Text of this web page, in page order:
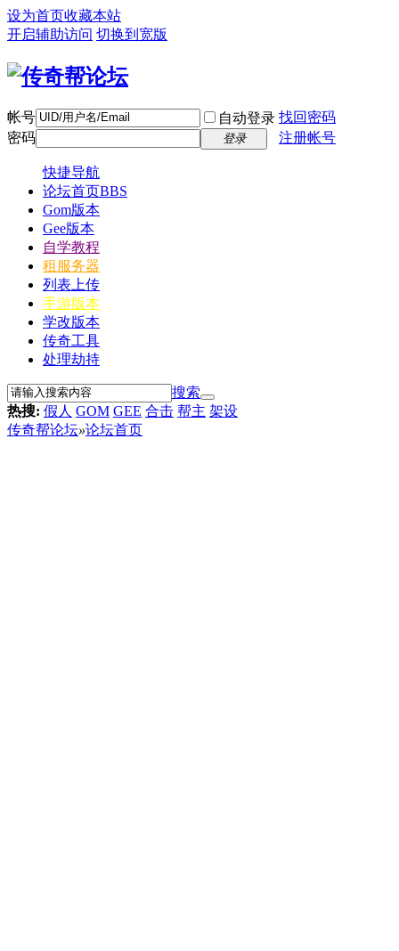
设为首页收藏本站
开启辅助访问 切换到宽版
帐号 自动登录 找回密码
密码
登录 注册帐号
快捷导航
论坛首页BBS
Gom版本
Gee版本
自学教程
租服务器
列表上传
手游版本
学改版本
传奇工具
处理劫持
搜索
热搜: 假人 GOM GEE 合击 帮主 架设
传奇帮论坛»论坛首页